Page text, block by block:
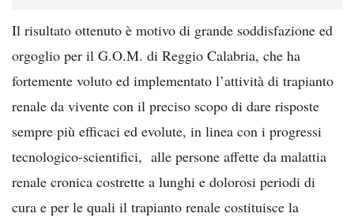
Il risultato ottenuto è motivo di grande soddisfazione ed
orgoglio per il G.O.M. di Reggio Calabria, che ha
fortemente voluto ed implementato l’attività di trapianto
renale da vivente con il preciso scopo di dare risposte
sempre più efficaci ed evolute, in linea con i progressi
tecnologico-scientifici, alle persone affette da malattia
renale cronica costrette a lunghi e dolorosi periodi di
cura e per le quali il trapianto renale costituisce la